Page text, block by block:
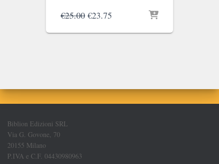
€25.00 Il
originale
€23.75
attuale
Biblion Edizioni SRL
Via G. Govone, 70
20155 Milano
P.IVA e C.F. 04430980963